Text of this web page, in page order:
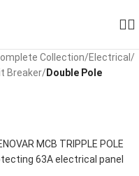
Collection/Electrical /
Breaker/Double Pole